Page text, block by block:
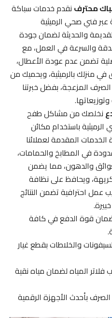
محترفنقدم خدمات سباكة
فني صحي الرميثية
والحديثة لضمان جودة
والسرعة في العمل، مع
تضمن عدم عودة الأعطال،
بالرميثية، ويحميك من
المزعجة، بفضل خبرتنا
من مشاكل طفح
باستخدام مكائن
المقدمة لعملائنا
في المطابخ والحمامات،
والدهون، مما يضمن
ويحافظ على نظافة
عمل احترافية تضمن النتائج
قوة الدفع في كافة
والخلاطات بقطع غيار
المياه لضمان مياه نقية
بأحدث الأجهزة الرقمية